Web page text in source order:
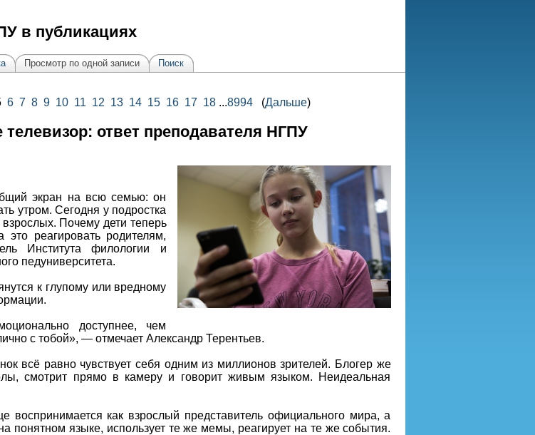
в публикациях
Просмотр по одной записи Поиск
6 7 8 9 10 11 12 13 14 15 16 17 18...8994(Дальше)
ответ преподавателя НГПУ
экран на всю семью: он
утром. Сегодня у подростка
Почему дети теперь
реагировать родителям,
Института филологии и
педуниверситета.
к глупому или вредному
доступнее, чем
с тобой», — отмечает Александр Терентьев.
всё равно чувствует себя одним из миллионов зрителей. Блогер же
смотрит прямо в камеру и говорит живым языком. Неидеальная
воспринимается как взрослый представитель официального мира, а
понятном языке, использует те же мемы, реагирует на те же события.